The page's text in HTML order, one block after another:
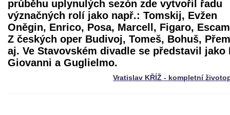
průběhu uplynulých sezón zde vytvořil řadu
význačných rolí jako např.: Tomskij, Evžen
Oněgin, Enrico, Posa, Marcell, Figaro,
Z českých oper Budivoj, Tomeš, Bohuš,
aj. Ve Stavovském divadle se představil jako
Giovanni a Guglielmo.
Vratislav KŘÍŽ - kompletní